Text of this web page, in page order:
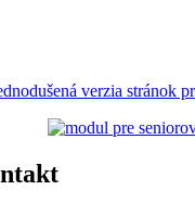
verzia stránok